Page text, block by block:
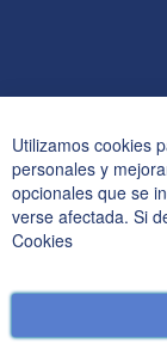
Utilizamos cookies
personales y
opcionales que se
verse afectada. Si
Cookies